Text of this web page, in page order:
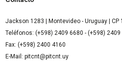
Jackson 1283 | Montevideo - Uruguay | CP
Teléfonos: (+598) 2409 6680 - (+598) 2409
Fax: (+598) 2400 4160
E-Mail: pitcnt@pitcnt.uy